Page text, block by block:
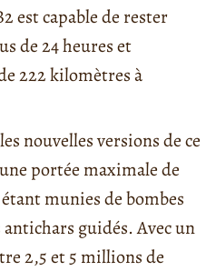
est capable de rester
de 24 heures et
222 kilomètres à
nouvelles versions de ce
portée maximale de
munies de bombes
guidés. Avec un
2,5 et 5 millions de